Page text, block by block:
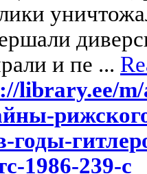
и пе ...
library.ee/
годы-
1986-239-с